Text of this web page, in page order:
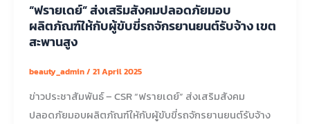
“ฟรายเดย์” ส่งเสริมสังคมปลอดภัยมอบ
ผลิตภัณฑ์ให้กับผู้ขับขี่รถจักรยานยนต์รับจ้าง เขต
สะพานสูง
beauty_admin/ 21 April 2025
ข่าวประชาสัมพันธ์ – CSR “ฟรายเดย์” ส่งเสริมสังคม
ปลอดภัยมอบผลิตภัณฑ์ให้กับผู้ขับขี่รถจักรยานยนต์รับจ้าง